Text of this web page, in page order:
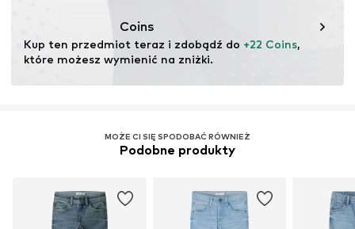
pochodzących z recyklingu może zmniejszyć
zapotrzebowanie na surowce, uniknąć odpadów i chronić
zasoby naturalne.
Coins
Kup ten przedmiot teraz i zdobądź do +22 Coins,
które możesz wymienić na zniżki.
MOŻE CI SIĘ SPODOBAĆ RÓWNIEŻ
Podobne produkty